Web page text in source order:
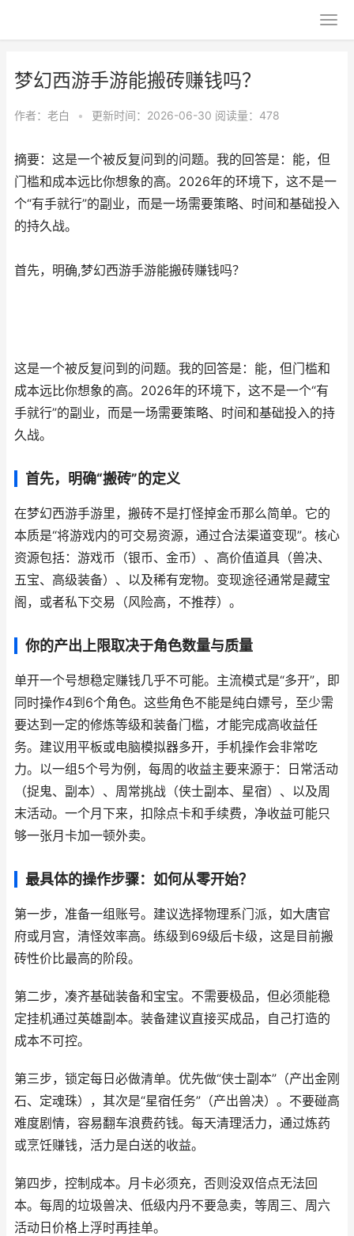
梦幻西游手游能搬砖赚钱吗？
作者： 老白 • 更新时间：2026-06-30 阅读量：478
摘要：这是一个被反复问到的问题。我的回答是：能，但
门槛和成本远比你想象的高。2026年的环境下，这不是一
个“有手就行”的副业，而是一场需要策略、时间和基础投入
的持久战。
首先，明确,梦幻西游手游能搬砖赚钱吗？
这是一个被反复问到的问题。我的回答是：能，但门槛和
成本远比你想象的高。2026年的环境下，这不是一个“有
手就行”的副业，而是一场需要策略、时间和基础投入的持
久战。
首先，明确“搬砖”的定义
在梦幻西游手游里，搬砖不是打怪掉金币那么简单。它的
本质是“将游戏内的可交易资源，通过合法渠道变现”。核心
资源包括：游戏币（银币、金币）、高价值道具（兽决、
五宝、高级装备）、以及稀有宠物。变现途径通常是藏宝
阁，或者私下交易（风险高，不推荐）。
你的产出上限取决于角色数量与质量
单开一个号想稳定赚钱几乎不可能。主流模式是“多开”，即
同时操作4到6个角色。这些角色不能是纯白嫖号，至少需
要达到一定的修炼等级和装备门槛，才能完成高收益任
务。建议用平板或电脑模拟器多开，手机操作会非常吃
力。以一组5个号为例，每周的收益主要来源于：日常活动
（捉鬼、副本）、周常挑战（侠士副本、星宿）、以及周
末活动。一个月下来，扣除点卡和手续费，净收益可能只
够一张月卡加一顿外卖。
最具体的操作步骤：如何从零开始？
第一步，准备一组账号。建议选择物理系门派，如大唐官
府或月宫，清怪效率高。练级到69级后卡级，这是目前搬
砖性价比最高的阶段。
第二步，凑齐基础装备和宝宝。不需要极品，但必须能稳
定挂机通过英雄副本。装备建议直接买成品，自己打造的
成本不可控。
第三步，锁定每日必做清单。优先做“侠士副本”（产出金刚
石、定魂珠），其次是“星宿任务”（产出兽决）。不要碰高
难度剧情，容易翻车浪费药钱。每天清理活力，通过炼药
或烹饪赚钱，活力是白送的收益。
第四步，控制成本。月卡必须充，否则没双倍点无法回
本。每周的垃圾兽决、低级内丹不要急卖，等周三、周六
活动日价格上浮时再挂单。